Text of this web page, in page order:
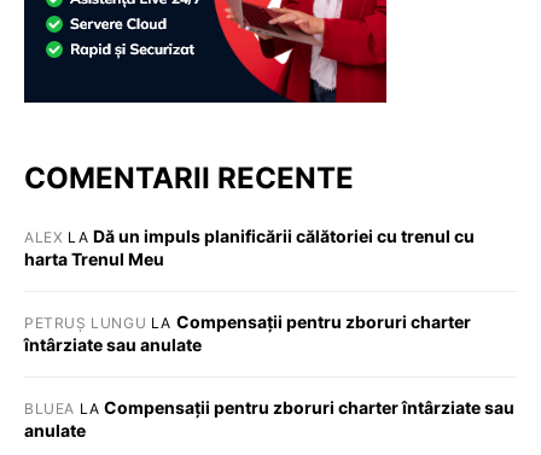
COMENTARII RECENTE
ALEX LA Dă un impuls planificării călătoriei cu trenul cu
harta Trenul Meu
PETRUȘ LUNGU LA Compensații pentru zboruri charter
întârziate sau anulate
BLUEA LACompensații pentru zboruri charter întârziate sau
anulate